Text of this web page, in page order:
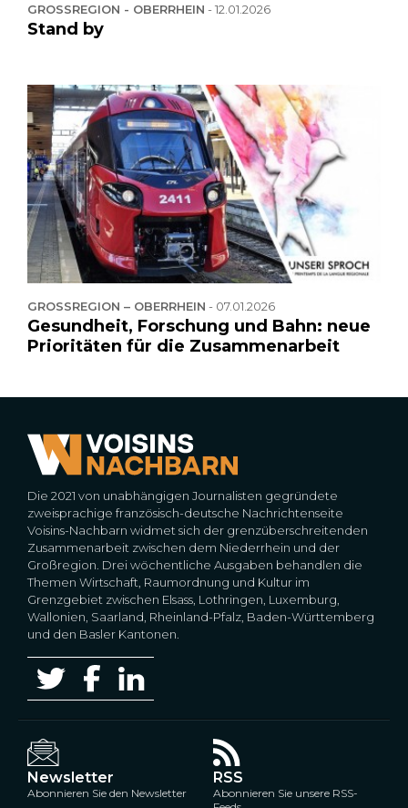
GROSSREGION - OBERRHEIN -12.01.2026
Stand by
GROSSREGION – OBERRHEIN - 07.01.2026
Gesundheit, Forschung und Bahn: neue
Prioritäten für die Zusammenarbeit
Die 2021 von unabhängigen Journalisten gegründete
zweisprachige französisch-deutsche Nachrichtenseite
Voisins-Nachbarn widmet sich der grenzüberschreitenden
Zusammenarbeit zwischen dem Niederrhein und der
Großregion. Drei wöchentliche Ausgaben behandlen die
Themen Wirtschaft, Raumordnung und Kultur im
Grenzgebiet zwischen Elsass, Lothringen, Luxemburg,
Wallonien, Saarland, Rheinland-Pfalz, Baden-Württemberg
und den Basler Kantonen.
Newsletter
Abonnieren Sie den Newsletter
RSS
Abonnieren Sie unsere RSS-